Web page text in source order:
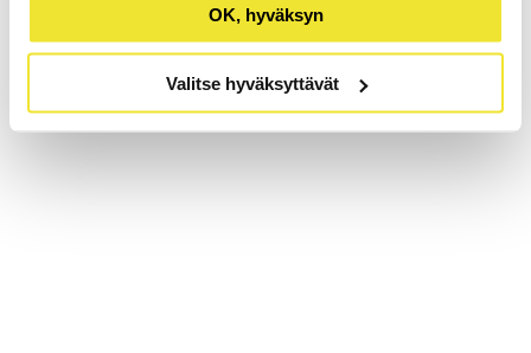
OK, hyväksyn
Valitse hyväksyttävät